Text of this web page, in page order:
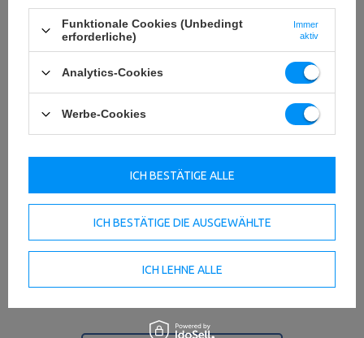
Länge 361 cm
Höhe 131 cm
Gewichtsbelastung 200 kg
Gewicht 26 kg
Konstruktionsprofil 50x50x2 mm
Funktionale Cookies (Unbedingt
erforderliche)
Immer
aktiv
Analytics-Cookies
Werbe-Cookies
ICH BESTÄTIGE DIE AUSGEWÄHLTE
ICH LEHNE ALLE
ICH BESTÄTIGE ALLE